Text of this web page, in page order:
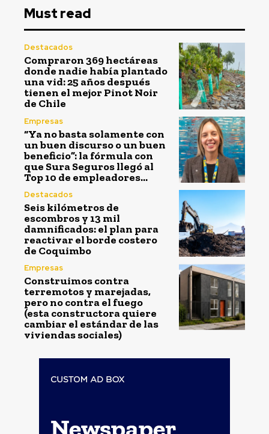
Must read
Destacados
Compraron 369 hectáreas
donde nadie había plantado
una vid: 25 años después
tienen el mejor Pinot Noir
de Chile
Empresas
“Ya no basta solamente con
un buen discurso o un buen
beneficio”: la fórmula con
que Sura Seguros llegó al
Top 10 de empleadores...
Destacados
Seis kilómetros de
escombros y 13 mil
damnificados: el plan para
reactivar el borde costero
de Coquimbo
Empresas
Construimos contra
terremotos y marejadas,
pero no contra el fuego
(esta constructora quiere
cambiar el estándar de las
viviendas sociales)